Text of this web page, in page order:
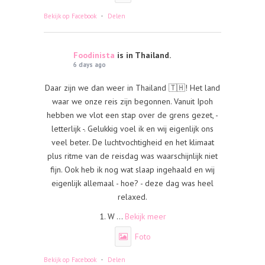
Bekijk op Facebook · Delen
Foodinista is in Thailand.
6 days ago
Daar zijn we dan weer in Thailand 🇹🇭! Het land
waar we onze reis zijn begonnen. Vanuit Ipoh
hebben we vlot een stap over de grens gezet, -
letterlijk -. Gelukkig voel ik en wij eigenlijk ons
veel beter. De luchtvochtigheid en het klimaat
plus ritme van de reisdag was waarschijnlijk niet
fijn. Ook heb ik nog wat slaap ingehaald en wij
eigenlijk allemaal - hoe? - deze dag was heel
relaxed.
1. W ... Bekijk meer
Foto
Bekijk op Facebook · Delen